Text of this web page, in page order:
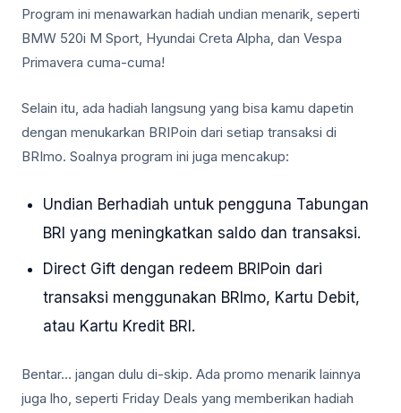
Program ini menawarkan hadiah undian menarik, seperti
BMW 520i M Sport, Hyundai Creta Alpha, dan Vespa
Primavera cuma-cuma!
Selain itu, ada hadiah langsung yang bisa kamu dapetin
dengan menukarkan BRIPoin dari setiap transaksi di
BRImo. Soalnya program ini juga mencakup:
Undian Berhadiah untuk pengguna Tabungan
BRI yang meningkatkan saldo dan transaksi.
Direct Gift dengan redeem BRIPoin dari
transaksi menggunakan BRImo, Kartu Debit,
atau Kartu Kredit BRI.
Bentar… jangan dulu di-skip. Ada promo menarik lainnya
juga lho, seperti Friday Deals yang memberikan hadiah